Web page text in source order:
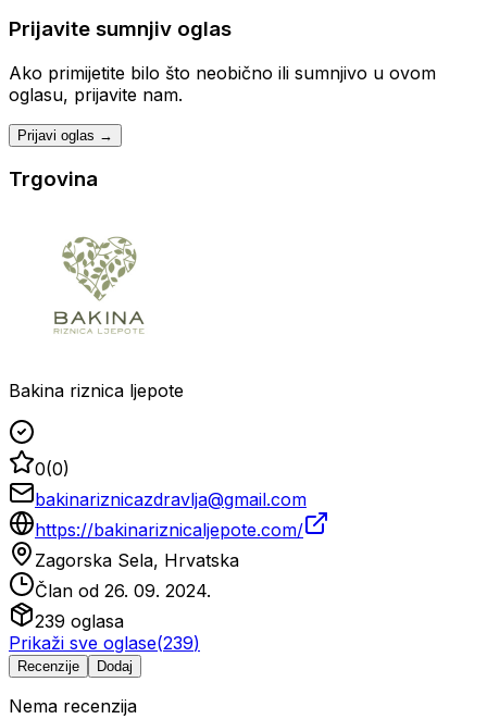
Prijavite sumnjiv oglas
Ako primijetite bilo što neobično ili sumnjivo u ovom
oglasu, prijavite nam.
Prijavi oglas →
Trgovina
Bakina riznica ljepote
0(0)
bakinariznicazdravlja@gmail.com
https://bakinariznicaljepote.com/
Zagorska Sela, Hrvatska
Član od 26. 09. 2024.
239 oglasa
Prikaži sve oglase(239)
Recenzije Dodaj
Nema recenzija